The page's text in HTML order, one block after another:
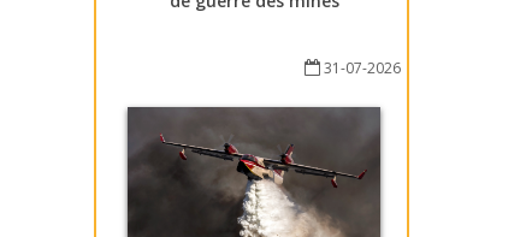
31-07-2026